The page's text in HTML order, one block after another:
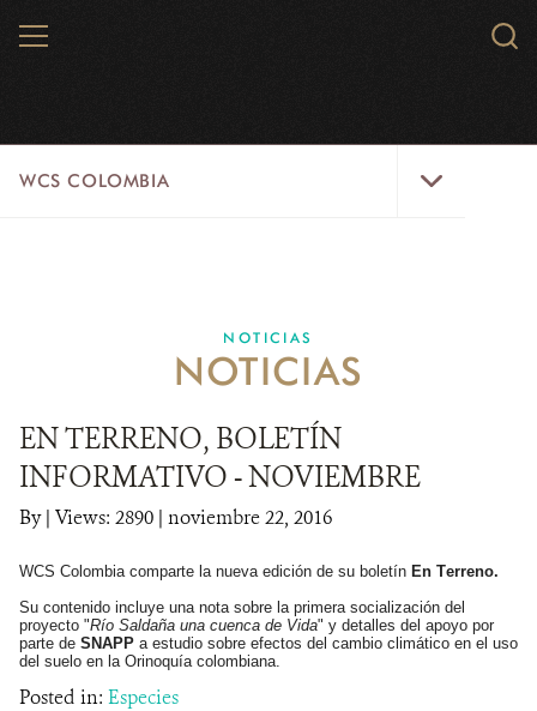
MENU
WCS COLOMBIA
EJES ESTRATÉGICOS
AQUÍ TRABAJAMOS
LÍNEAS DE ACCIÓN
MICROSITIOS
WCS VISUAL
NOTICIAS
NOTICIAS
EN TERRENO, BOLETÍN
INFORMATIVO - NOVIEMBRE
By| Views: 2890 | noviembre 22, 2016
WCS Colombia comparte la nueva edición de su boletín En Terreno.
Su contenido incluye una nota sobre la primera socialización del
proyecto "Río Saldaña una cuenca de Vida" y detalles del apoyo por
parte de SNAPP a estudio sobre efectos del cambio climático en el uso
del suelo en la Orinoquía colombiana.
Posted in: Especies